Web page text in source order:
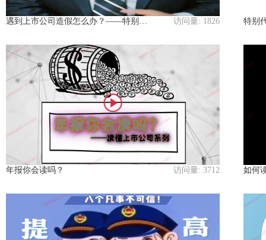
遇到上市公司造假怎么办？——特别代表人诉讼制度解读 访问量: 1826 特别
年报你会读吗？ 访问量: 3712 如何